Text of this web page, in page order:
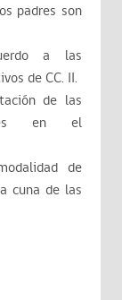
padres son
a las
de CC. II.
de las
en el
de
cuna de las